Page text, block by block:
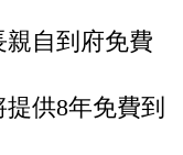
自到府免費
供8年免費到